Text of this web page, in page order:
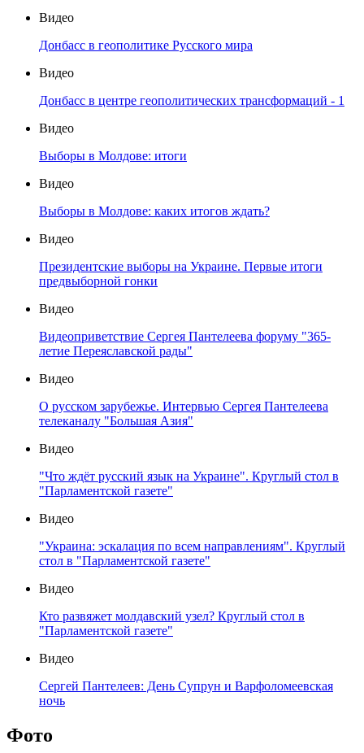
Видео
Донбасс в геополитике Русского мира
Видео
Донбасс в центре геополитических трансформаций - 1
Видео
Выборы в Молдове: итоги
Видео
Выборы в Молдове: каких итогов ждать?
Видео
Президентские выборы на Украине. Первые итоги
предвыборной гонки
Видео
Видеоприветствие Сергея Пантелеева форуму "365-
летие Переяславской рады"
Видео
О русском зарубежье. Интервью Сергея Пантелеева
телеканалу "Большая Азия"
Видео
"Что ждёт русский язык на Украине". Круглый стол в
"Парламентской газете"
Видео
"Украина: эскалация по всем направлениям". Круглый
стол в "Парламентской газете"
Видео
Кто развяжет молдавский узел? Круглый стол в
"Парламентской газете"
Видео
Сергей Пантелеев: День Супрун и Варфоломеевская
ночь
Фото